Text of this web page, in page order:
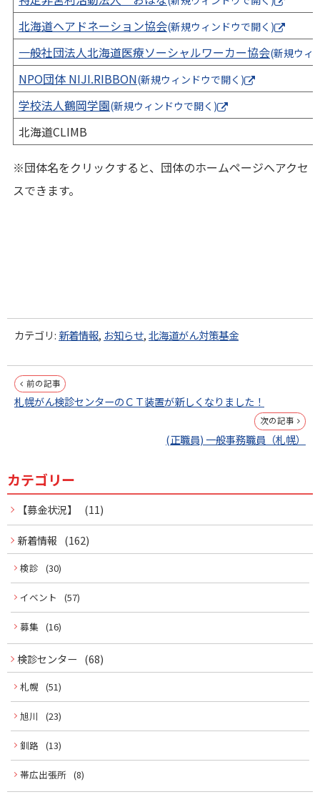
(外部サ
北海道ヘアドネーション協会(新規ウィンドウで開く)
(外部サ
一般社団法人北海道医療ソーシャルワーカー協会(新規ウィ
NPO団体 NIJI.RIBBON(新規ウィンドウで開く)
(外部サイト)
学校法人鶴岡学園(新規ウィンドウで開く)
(外部サイト)
北海道CLIMB
※団体名をクリックすると、団体のホームページへアクセ
スできます。
カテゴリ: 新着情報, お知らせ,北海道がん対策基金
投
稿
ゲ
ー
シ
ョ
ン
前の記事
札幌がん検診センターのＣＴ装置が新しくなりました！
次の記事
(正職員) 一般事務職員（札幌）
サ
イ
ド
メ
ニ
ュ
ー
カテゴリー
【募金状況】 (11)
新着情報 (162)
検診 (30)
イベント (57)
募集 (16)
検診センター (68)
札幌 (51)
旭川 (23)
釧路 (13)
帯広出張所 (8)